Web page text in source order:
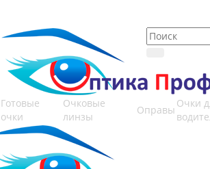
Готовые
очки
Очковые
линзы
Оправы
Очки